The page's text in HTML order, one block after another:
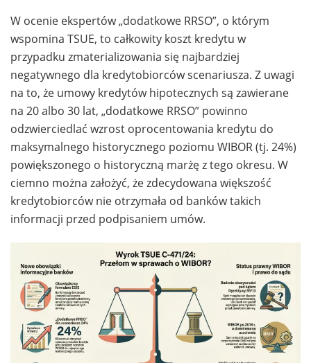
W ocenie ekspertów „dodatkowe RRSO”, o którym
wspomina TSUE, to całkowity koszt kredytu w
przypadku zmaterializowania się najbardziej
negatywnego dla kredytobiorców scenariusza. Z uwagi
na to, że umowy kredytów hipotecznych są zawierane
na 20 albo 30 lat, „dodatkowe RRSO” powinno
odzwierciedlać wzrost oprocentowania kredytu do
maksymalnego historycznego poziomu WIBOR (tj. 24%)
powiększonego o historyczną marżę z tego okresu. W
ciemno można założyć, że zdecydowana większość
kredytobiorców nie otrzymała od banków takich
informacji przed podpisaniem umów.